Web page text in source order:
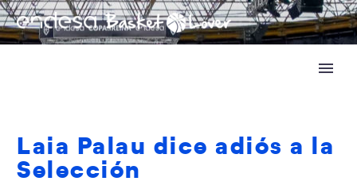
Laia Palau dice adiós a la
Selección